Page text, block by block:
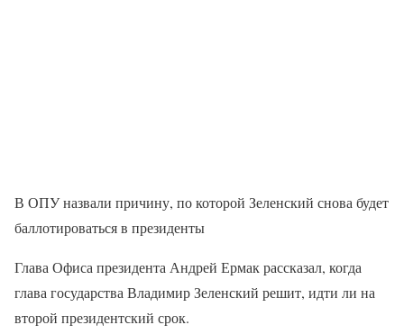
В ОПУ назвали причину, по которой Зеленский снова будет
баллотироваться в президенты
Глава Офиса президента Андрей Ермак рассказал, когда
глава государства Владимир Зеленский решит, идти ли на
второй президентский срок.